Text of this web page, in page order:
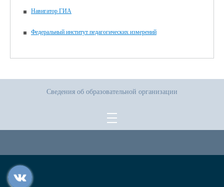
Навигатор ГИА
Федеральный институт педагогических измерений
Сведения об образовательной организации